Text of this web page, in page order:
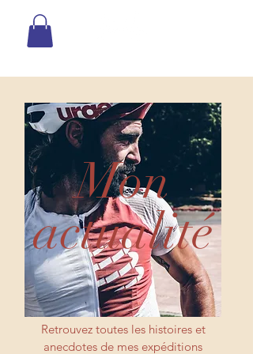
Mon
actualité
Retrouvez toutes les histoires et
anecdotes de mes expéditions